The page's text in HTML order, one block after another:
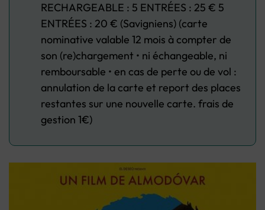
RECHARGEABLE : 5 ENTRÉES : 25 € 5
ENTRÉES : 20 € (Savigniens) (carte
nominative valable 12 mois à compter de
son (re)chargement • ni échangeable, ni
remboursable • en cas de perte ou de vol :
annulation de la carte et report des places
restantes sur une nouvelle carte. frais de
gestion 1€)